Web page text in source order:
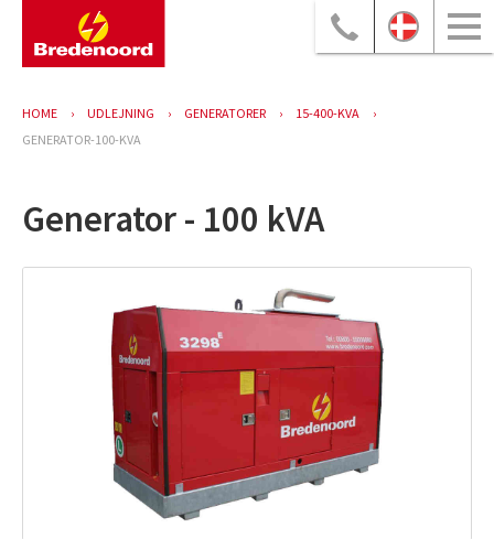
HOME UDLEJNING GENERATORER
15-400-KVA
GENERATOR-100-KVA
Generator - 100 kVA